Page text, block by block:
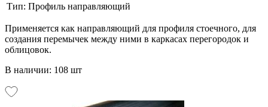
Тип: Профиль направляющий
Применяется как направляющий для профиля стоечного, для
создания перемычек между ними в каркасах перегородок и
облицовок.
В наличии: 108 шт